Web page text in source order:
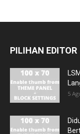
PILIHAN EDITOR
5